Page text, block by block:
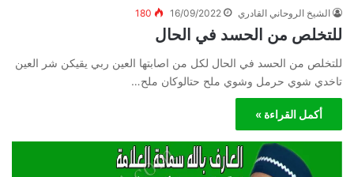
الشيخ الروحاني القادري 16/09/2022
180
للتخلص من الحسد في الحال
للتخلص من الحسد في الحال لكل من اصابتها العين ربي يقيكن شر العين
تاخدي شوي حرمل وشوي ملح حتالوكان ملح…
أكمل القراءة »